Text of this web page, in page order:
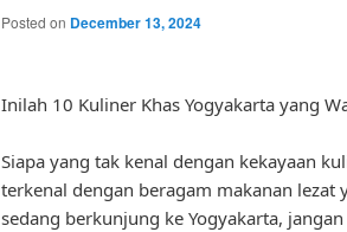
Posted on December 13, 2024
Inilah 10 Kuliner Khas Yogyakarta yang
Siapa yang tak kenal dengan kekayaan
terkenal dengan beragam makanan lezat
sedang berkunjung ke Yogyakarta,